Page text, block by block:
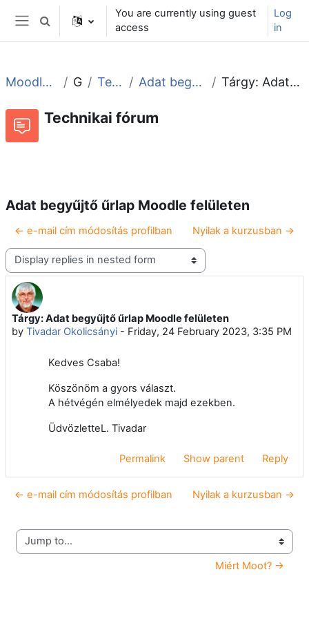
Skip to main content
Side panel
Toggle search input
You are currently using guest
access
Log
in
Moodle tudástár és fórum General Technikai fórum Adat begyűjtő űrlap Moodle felületen Tárgy: Adat begyűjtő űrlap Moodle felületen
Technikai fórum
Adat begyűjtő űrlap Moodle felületen
← e-mail cím módosítás profilban Nyilak a kurzusban →
Display mode
Tárgy: Adat begyűjtő űrlap Moodle felületen
by Tivadar Okolicsányi - Friday, 24 February 2023, 3:35 PM
Number of replies: 0
Kedves Csaba!
Köszönöm a gyors választ.
A hétvégén elmélyedek majd ezekben.
ÜdvözletteL. Tivadar
Permalink Show parent Reply
← e-mail cím módosítás profilban Nyilak a kurzusban →
Jump to...
Miért Moot? →